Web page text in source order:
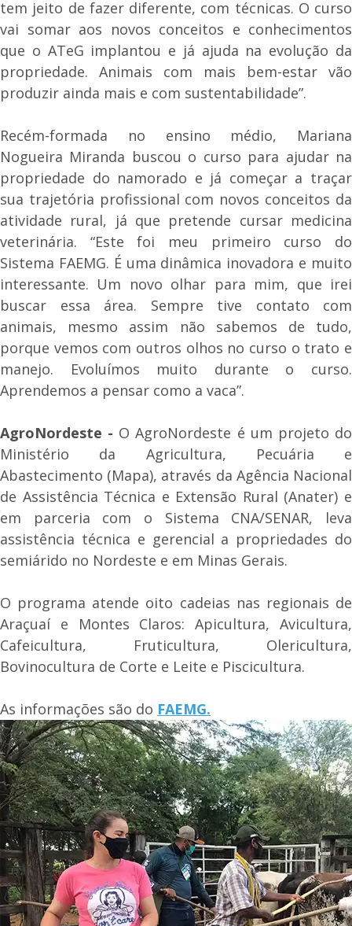
tem jeito de fazer diferente, com técnicas. O curso
vai somar aos novos conceitos e conhecimentos
que o ATeG implantou e já ajuda na evolução da
propriedade. Animais com mais bem-estar vão
produzir ainda mais e com sustentabilidade”.
Recém-formada no ensino médio, Mariana
Nogueira Miranda buscou o curso para ajudar na
propriedade do namorado e já começar a traçar
sua trajetória profissional com novos conceitos da
atividade rural, já que pretende cursar medicina
veterinária. “Este foi meu primeiro curso do
Sistema FAEMG. É uma dinâmica inovadora e muito
interessante. Um novo olhar para mim, que irei
buscar essa área. Sempre tive contato com
animais, mesmo assim não sabemos de tudo,
porque vemos com outros olhos no curso o trato e
manejo. Evoluímos muito durante o curso.
Aprendemos a pensar como a vaca”.
AgroNordeste - O AgroNordeste é um projeto do
Ministério da Agricultura, Pecuária e
Abastecimento (Mapa), através da Agência Nacional
de Assistência Técnica e Extensão Rural (Anater) e
em parceria com o Sistema CNA/SENAR, leva
assistência técnica e gerencial a propriedades do
semiárido no Nordeste e em Minas Gerais.
O programa atende oito cadeias nas regionais de
Araçuaí e Montes Claros: Apicultura, Avicultura,
Cafeicultura, Fruticultura, Olericultura,
Bovinocultura de Corte e Leite e Piscicultura.
As informações são do FAEMG.